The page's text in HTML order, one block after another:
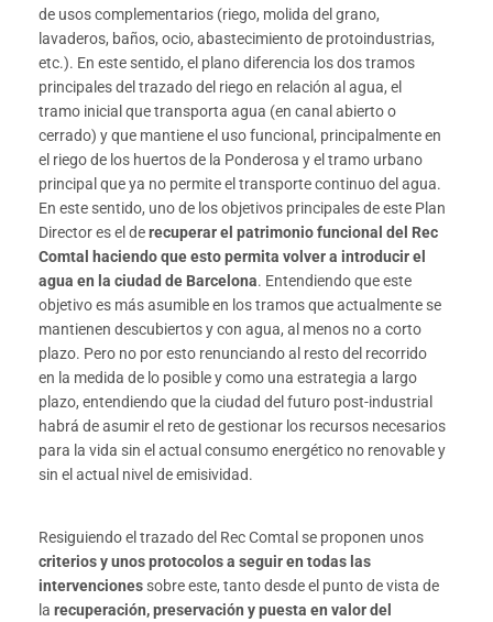
de usos complementarios (riego, molida del grano,
lavaderos, baños, ocio, abastecimiento de protoindustrias,
etc.). En este sentido, el plano diferencia los dos tramos
principales del trazado del riego en relación al agua, el
tramo inicial que transporta agua (en canal abierto o
cerrado) y que mantiene el uso funcional, principalmente en
el riego de los huertos de la Ponderosa y el tramo urbano
principal que ya no permite el transporte continuo del agua.
En este sentido, uno de los objetivos principales de este Plan
Director es el derecuperar el patrimonio funcional del Rec
Comtal haciendo que esto permita volver a introducir el
agua en la ciudad de Barcelona. Entendiendo que este
objetivo es más asumible en los tramos que actualmente se
mantienen descubiertos y con agua, al menos no a corto
plazo. Pero no por esto renunciando al resto del recorrido
en la medida de lo posible y como una estrategia a largo
plazo, entendiendo que la ciudad del futuro post-industrial
habrá de asumir el reto de gestionar los recursos necesarios
para la vida sin el actual consumo energético no renovable y
sin el actual nivel de emisividad.
Resiguiendo el trazado del Rec Comtal se proponen unos
criterios y unos protocolos a seguir en todas las
intervenciones sobre este, tanto desde el punto de vista de
la recuperación, preservación y puesta en valor del